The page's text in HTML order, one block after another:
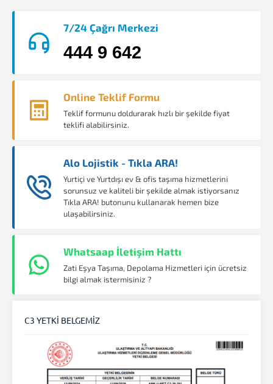
7/24 Çağrı Merkezi
444 9 642
Online Teklif Formu
Teklif formunu doldurarak hızlı bir şekilde fiyat
teklifi alabilirsiniz.
Alo Lojistik - Tıkla ARA!
Yurtiçi ve Yurtdışı ev & ofis taşıma hizmetlerini
sorunsuz ve kaliteli bir şekilde almak istiyorsanız
Tıkla ARA! butonunu kullanarak hemen bize
ulaşabilirsiniz.
Whatsaap İletişim Hattı
Zati Eşya Taşıma, Depolama Hizmetleri için ücretsiz
bilgi almak istermisiniz ?
C3 YETKİ BELGEMİZ